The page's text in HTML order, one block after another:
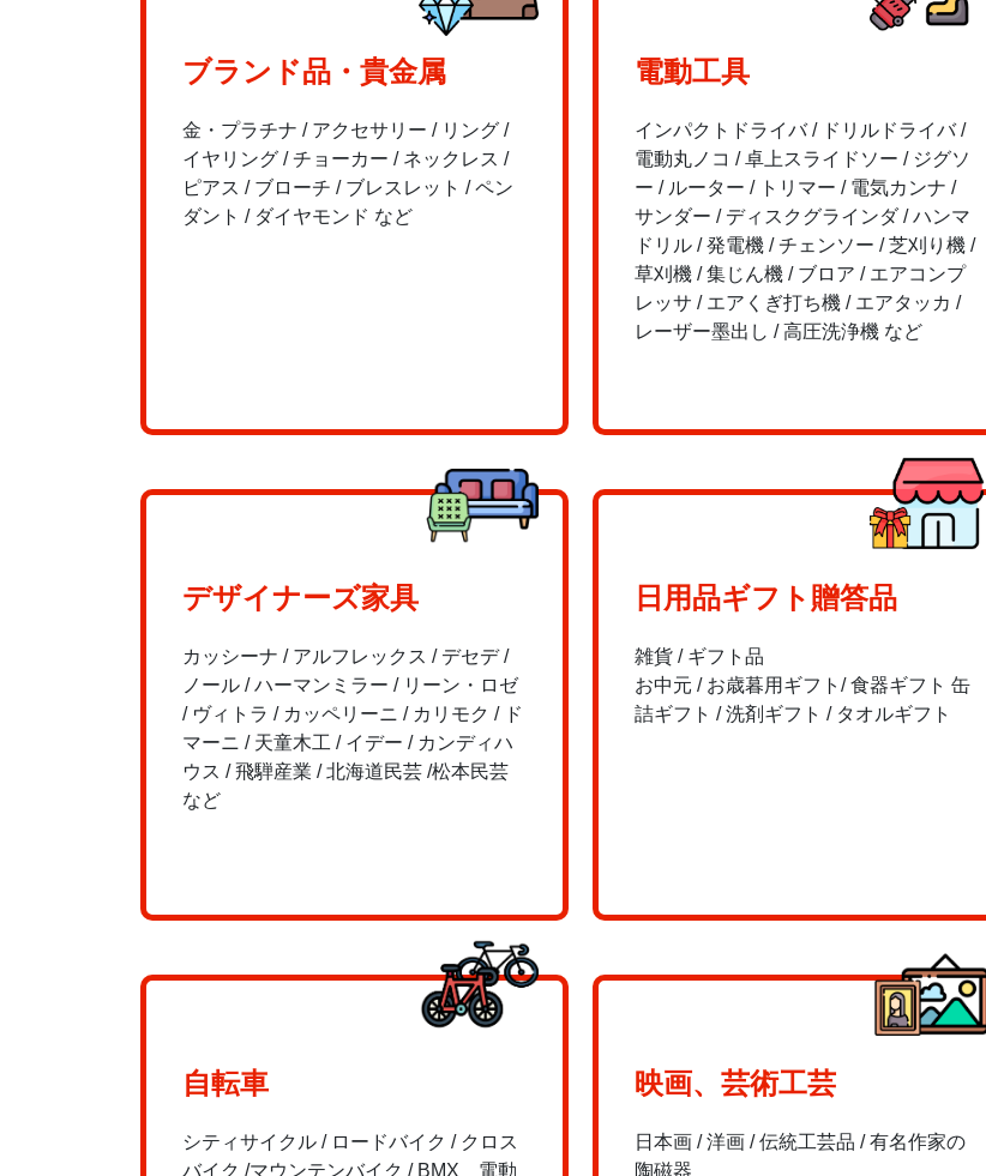
ブランド品・貴金属
金・プラチナ / アクセサリー / リング /
イヤリング / チョーカー / ネックレス /
ピアス / ブローチ / ブレスレット / ペン
ダント / ダイヤモンド など
電動工具
インパクトドライバ / ドリルドライバ /
電動丸ノコ / 卓上スライドソー / ジグソ
ー / ルーター / トリマー / 電気カンナ /
サンダー / ディスクグラインダ / ハンマ
ドリル / 発電機 / チェンソー / 芝刈り機 /
草刈機 / 集じん機 / ブロア / エアコンプ
レッサ / エアくぎ打ち機 / エアタッカ /
レーザー墨出し / 高圧洗浄機 など
デザイナーズ家具
カッシーナ / アルフレックス / デセデ /
ノール / ハーマンミラー / リーン・ロゼ
/ ヴィトラ / カッペリーニ / カリモク / ド
マーニ / 天童木工 / イデー / カンディハ
ウス / 飛騨産業 / 北海道民芸 /松本民芸
など
日用品ギフト贈答品
雑貨 / ギフト品
お中元 / お歳暮用ギフト/ 食器ギフト 缶
詰ギフト / 洗剤ギフト / タオルギフト
自転車
シティサイクル / ロードバイク / クロス
バイク /マウンテンバイク / BMX 電動
映画、芸術工芸
日本画 / 洋画 / 伝統工芸品 / 有名作家の
陶磁器